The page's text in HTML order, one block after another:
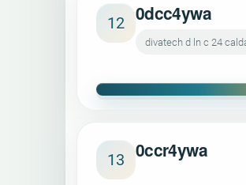
12 0dcc4ywa
divatech d ln c 24
13 0ccr4ywa